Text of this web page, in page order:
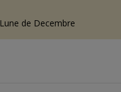
Lune de Decembre